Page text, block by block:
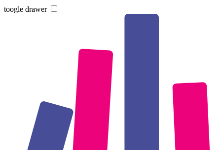
toogle drawer